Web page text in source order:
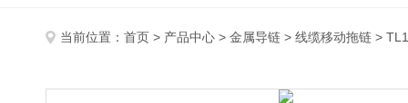
当前位置： 首页 > 产品中心 > 金属导链 > 线缆移动拖链 >